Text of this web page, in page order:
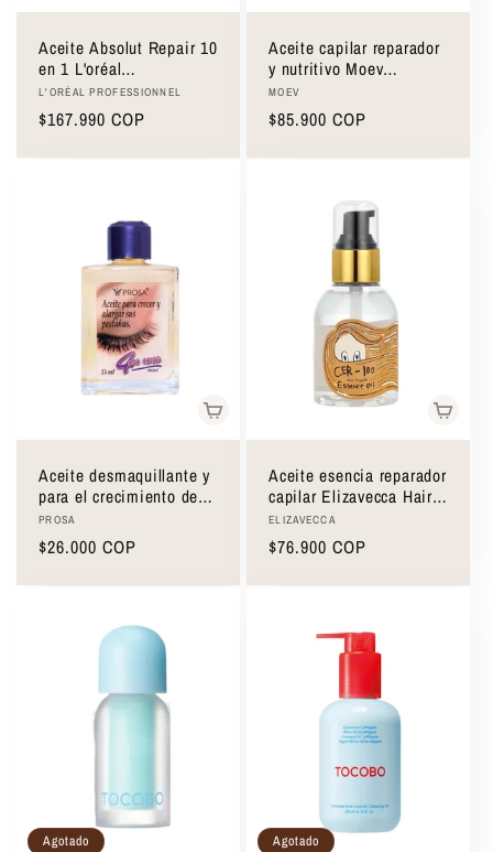
óAceite Absolut Repair 10
en 1 L'oréal
Professionnel 90ml
Proveedor:
L'ORÉAL PROFESSIONNEL
Precio
$167.990 COP
Aceite capilar reparador
y nutritivo Moev
Annurcatin Hair Oil
Essence 80ml
Proveedor:
MOEV
Precio
$85.900 COP
Aceite desmaquillante y
para el crecimiento de
pestañas Prosa
Proveedor:
PROSA
Precio
$26.000 COP
Aceite esencia reparador
capilar Elizavecca Hair
Muscle Essence Oil
100ml
Proveedor:
ELIZAVECCA
Precio
$76.900 COP
Agotado Agotado